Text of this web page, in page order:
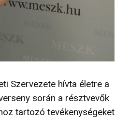
Szervezete hívta életre a
során a résztvevők
tartozó tevékenységeket